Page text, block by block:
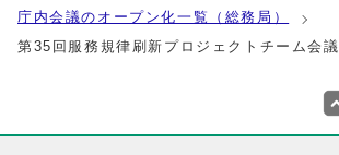
庁内会議のオープン化一覧（総務局）
第35回服務規律刷新プロジェクトチーム会議